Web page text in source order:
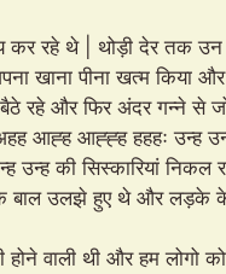
रहे थे | थोड़ी देर तक उन
पीना खत्म किया और
बैठे रहे और फिर अंदर गन्ने से
आह्ह आह्ह्ह हहहः उन्ह
की सिस्कारियां निकल
बाल उलझे हुए थे और लड़के
वाली थी और हम लोगो